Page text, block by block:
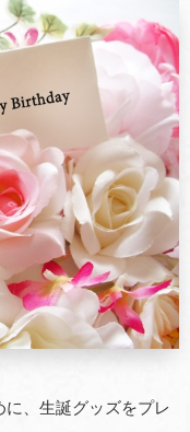
、生誕グッズをプレ